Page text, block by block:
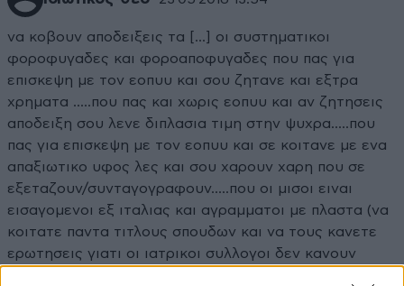
να κοβουν αποδειξεις τα [...] οι συστηματικοι
φοροφυγαδες και φοροαποφυγαδες που πας για
επισκεψη με τον εοπυυ και σου ζητανε και εξτρα
χρηματα .....που πας και χωρις εοπυυ και αν ζητησεις
αποδειξη σου λενε διπλασια τιμη στην ψυχρα.....που
πας για επισκεψη με τον εοπυυ και σε κοιτανε με ενα
απαξιωτικο υφος λες και σου χαρουν χαρη που σε
εξεταζουν/συνταγογραφουν.....που οι μισοι ειναι
εισαγομενοι εξ ιταλιας και αγραμματοι με πλαστα (να
κοιτατε παντα τιτλους σπουδων και να τους κανετε
ερωτησεις γιατι οι ιατρικοι συλλογοι δεν κανουν